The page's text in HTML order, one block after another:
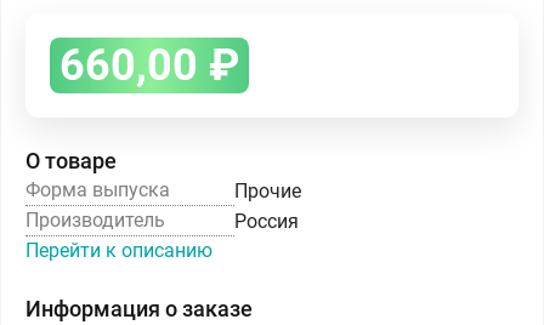
660,00 ₽
О товаре
Форма выпуска
Прочие
Производитель
Россия
Перейти к описанию
Информация о заказе